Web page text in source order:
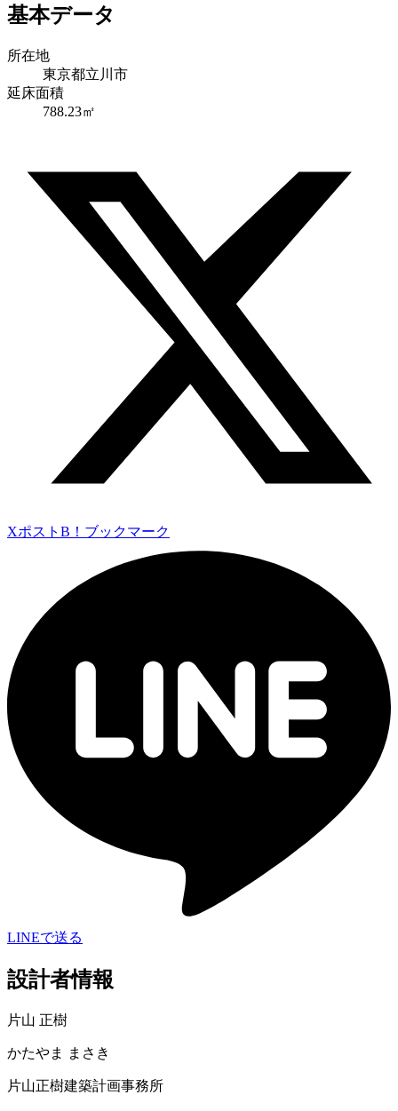
基本データ
所在地
東京都立川市
延床面積
788.23㎡
Xポスト B！ブックマーク
LINEで送る
設計者情報
片山 正樹
かたやま まさき
片山正樹建築計画事務所